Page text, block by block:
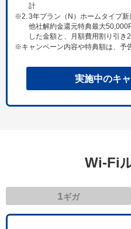
計
※2.3年プラン（N）ホームタイプ新
他社解約金還元特典最大
した金額と、月額費用割り引き
※キャンペーン内容や特典額は、予
実施中のキ
Wi-Fi
1ギガ